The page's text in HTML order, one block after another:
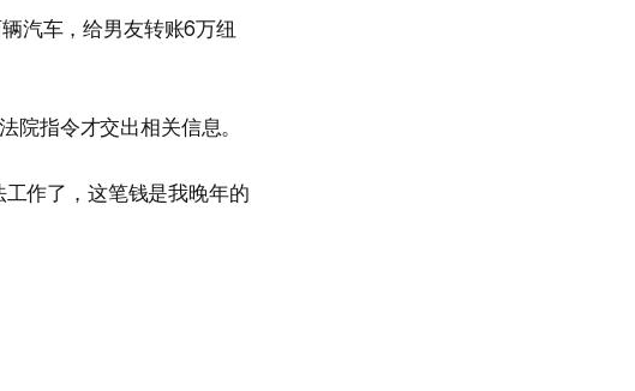
汽车，给男友转账6万纽
院指令才交出相关信息。
作了，这笔钱是我晚年的